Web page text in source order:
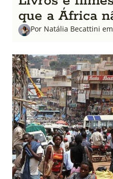
que a África
Por Natália Becattini